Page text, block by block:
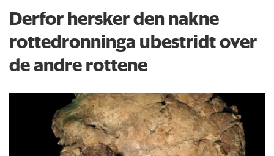
Derfor hersker den nakne
rottedronninga ubestridt over
de andre rottene